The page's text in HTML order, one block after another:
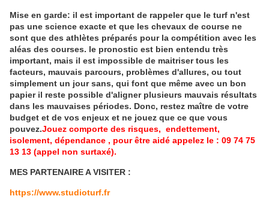
Mise en garde: il est important de rappeler que le turf n'est
pas une science exacte et que les chevaux de course ne
sont que des athlètes préparés pour la compétition avec les
aléas des courses. le pronostic est bien entendu très
important, mais il est impossible de maitriser tous les
facteurs, mauvais parcours, problèmes d'allures, ou tout
simplement un jour sans, qui font que même avec un bon
papier il reste possible d'aligner plusieurs mauvais résultats
dans les mauvaises périodes. Donc, restez maître de votre
budget et de vos enjeux et ne jouez que ce que vous
pouvez.Jouez comporte des risques, endettement,
isolement, dépendance , pour être aidé appelez le : 09 74 75
13 13 (appel non surtaxé).
MES PARTENAIRE A VISITER :
https://www.studioturf.fr